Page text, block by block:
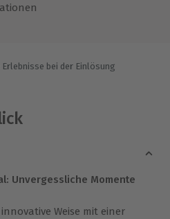
bei der Einlösung
Unvergessliche Momente
Weise mit einer